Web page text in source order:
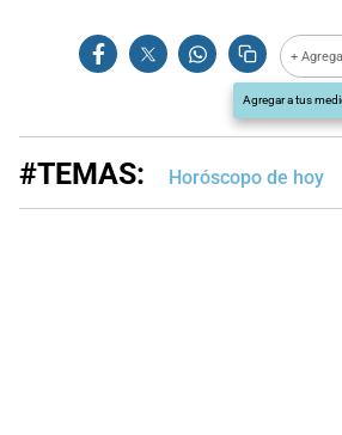
+
Agregar a tus
#TEMAS: Horóscopo de hoy